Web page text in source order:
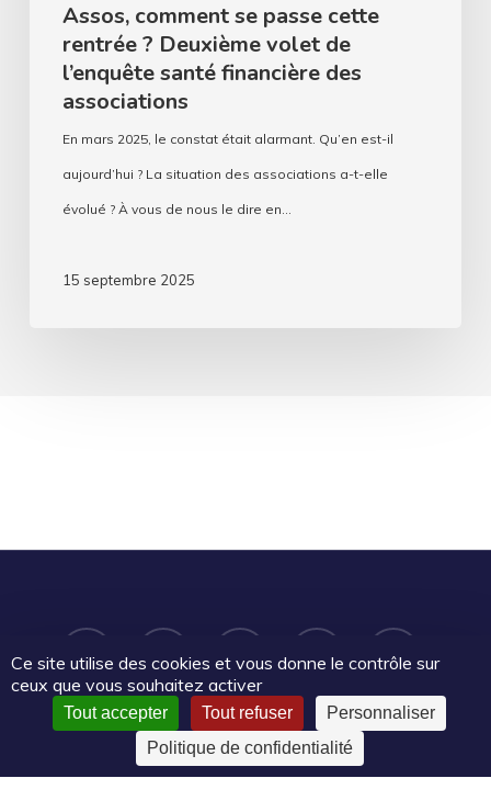
associations
Assos, comment se passe cette
rentrée ? Deuxième volet de
l’enquête santé financière des
associations
En mars 2025, le constat était alarmant. Qu’en est-il
aujourd’hui ? La situation des associations a-t-elle
évolué ? À vous de nous le dire en…
15 septembre 2025
twitter facebook linkedin youtube email
Le Mouvement associatif Pays de la Loire
2025 | Certains droits réservés |Mentions légales|Politique
Ce site utilise des cookies et vous donne le contrôle sur
ceux que vous souhaitez activer
Tout accepter Tout refuser
Personnaliser
Politique de confidentialité